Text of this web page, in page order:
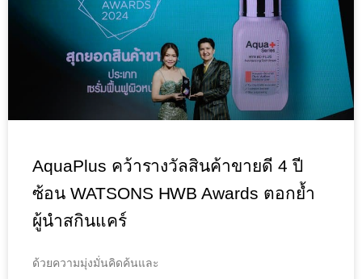
AquaPlus คว้ารางวัลสินค้าขายดี 4 ปี
ซ้อน WATSONS HWB Awards ตอกย้ำ
ผู้นำสกินแคร์
ด้วยความมุ่งมั่นคิดค้นและ